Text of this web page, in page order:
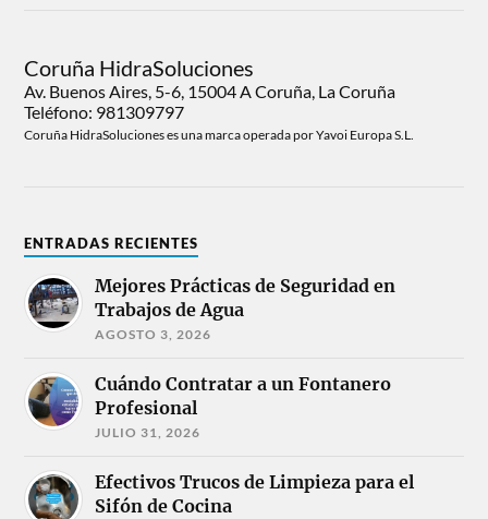
Coruña HidraSoluciones
Av. Buenos Aires, 5-6, 15004 A Coruña, La Coruña
Teléfono: 981309797
Coruña HidraSoluciones es una marca operada por Yavoi Europa S.L.
ENTRADAS RECIENTES
Mejores Prácticas de Seguridad en
Trabajos de Agua
AGOSTO 3, 2026
Cuándo Contratar a un Fontanero
Profesional
JULIO 31, 2026
Efectivos Trucos de Limpieza para el
Sifón de Cocina